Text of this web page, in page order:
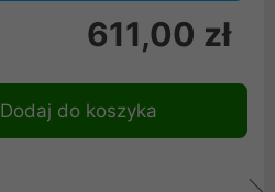
611,00 zł
Dodaj do koszyka